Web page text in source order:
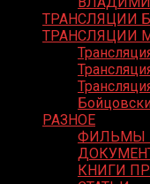
ТРАНСЛЯЦИИ
ТРАНСЛЯЦИИ
РАЗНОЕ
ФИЛЬМЫ
КНИГИ